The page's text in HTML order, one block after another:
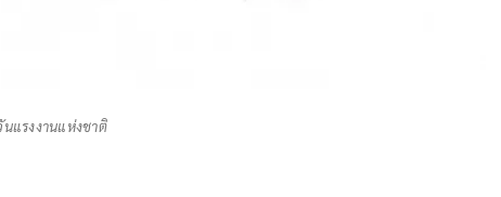
นแรงงานแห่งชาติ